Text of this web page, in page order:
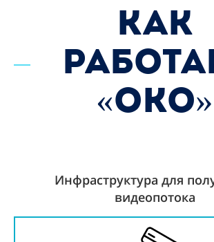
как
«око»
Инфраструктура для
видеопотока